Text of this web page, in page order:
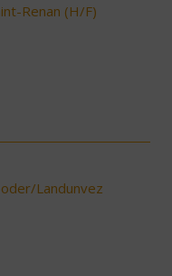
Renan (H/F)
Landunvez